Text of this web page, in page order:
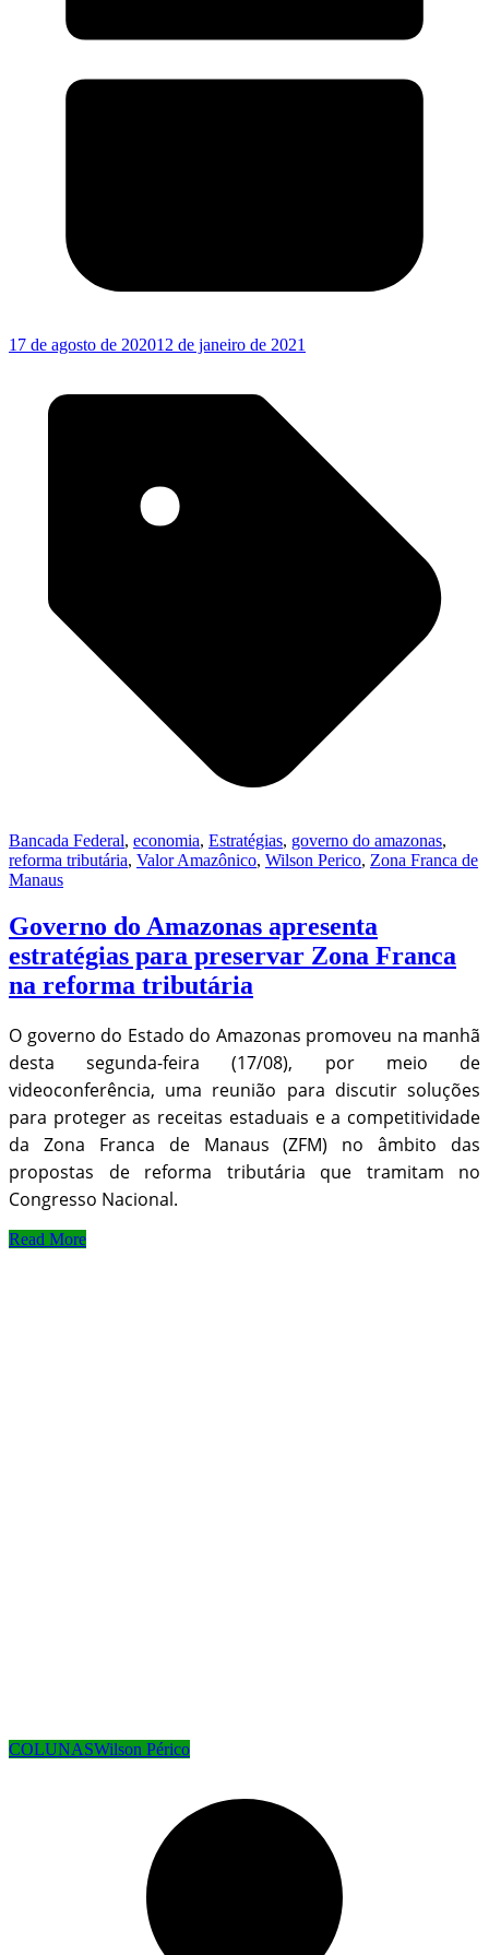
17 de agosto de 202012 de janeiro de 2021
Bancada Federal, economia, Estratégias, governo do amazonas,
reforma tributária, Valor Amazônico, Wilson Perico, Zona Franca de
Manaus
Governo do Amazonas apresenta
estratégias para preservar Zona Franca
na reforma tributária
O governo do Estado do Amazonas promoveu na manhã
desta segunda-feira (17/08), por meio de
videoconferência, uma reunião para discutir soluções
para proteger as receitas estaduais e a competitividade
da Zona Franca de Manaus (ZFM) no âmbito das
propostas de reforma tributária que tramitam no
Congresso Nacional.
Read More
COLUNASWilson Périco